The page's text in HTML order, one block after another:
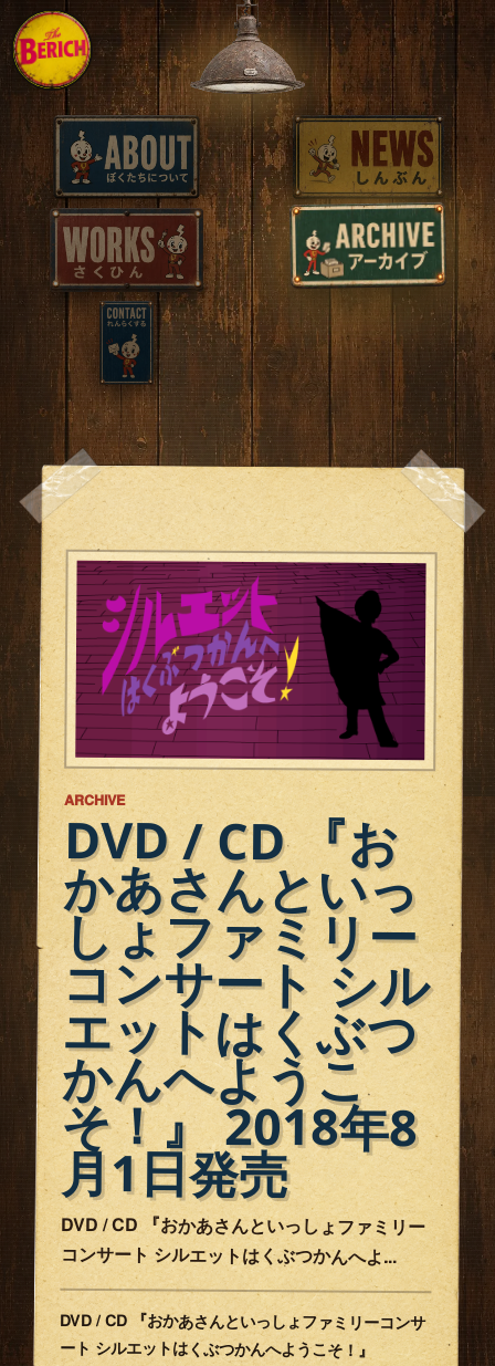
ARCHIVE
DVD / CD 『お
かあさんといっ
しょファミリー
コンサート シル
エットはくぶつ
かんへようこ
そ！』 2018年8
月1日発売
DVD / CD 『おかあさんといっしょファミリー
コンサート シルエットはくぶつかんへよ...
DVD / CD 『おかあさんといっしょファミリーコンサ
ート シルエットはくぶつかんへようこそ！』